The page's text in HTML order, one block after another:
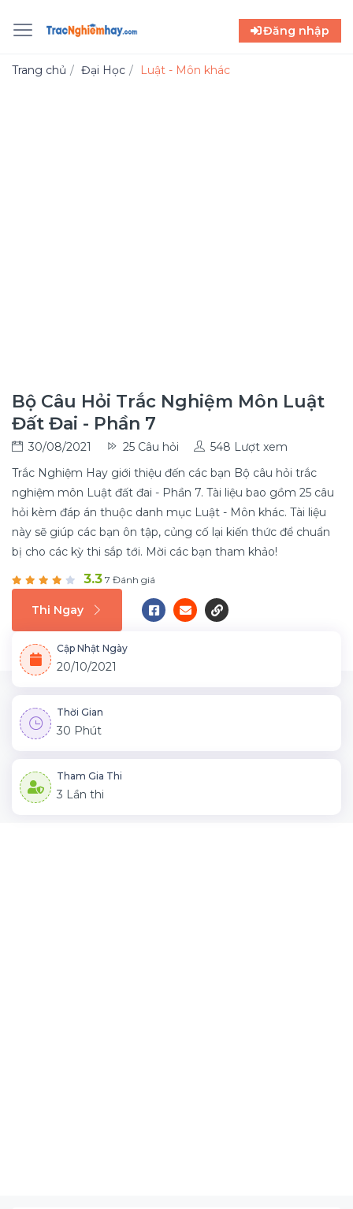
Đăng nhập
Trang chủ Đại Học Luật - Môn khác
Bộ Câu Hỏi Trắc Nghiệm Môn Luật
Đất Đai - Phần 7
30/08/2021 25 Câu hỏi
548 Lượt xem
Trắc Nghiệm Hay giới thiệu đến các bạn Bộ câu hỏi trắc
nghiệm môn Luật đất đai - Phần 7. Tài liệu bao gồm 25 câu
hỏi kèm đáp án thuộc danh mục Luật - Môn khác. Tài liệu
này sẽ giúp các bạn ôn tập, củng cố lại kiến thức để chuẩn
bị cho các kỳ thi sắp tới. Mời các bạn tham khảo!
3.3 7 Đánh giá
Thi Ngay
Cập Nhật Ngày
20/10/2021
Thời Gian
30 Phút
Tham Gia Thi
3 Lần thi